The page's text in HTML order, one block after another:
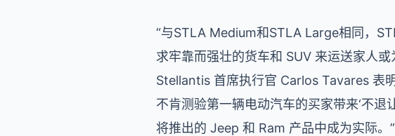
“与STLA Medium和STLA Large相同，
求牢靠而强壮的货车和 SUV 来运送家人
Stellantis 首席执行官 Carlos Tavares 表
不肯测验第一辆电动汽车的买家带来‘不
将推出的 Jeep 和 Ram 产品中成为实际。”